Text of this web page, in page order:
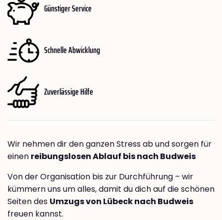
Günstiger Service
Schnelle Abwicklung
Zuverlässige Hilfe
Wir nehmen dir den ganzen Stress ab und sorgen für
einen reibungslosen Ablauf bis nach Budweis
Von der Organisation bis zur Durchführung – wir
kümmern uns um alles, damit du dich auf die schönen
Seiten des Umzugs von Lübeck nach Budweis
freuen kannst.